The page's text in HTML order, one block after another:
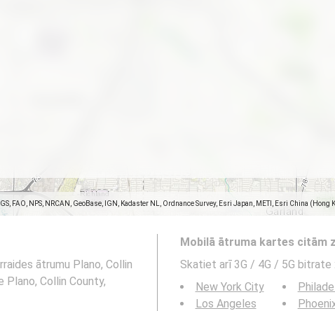
FAO, NPS, NRCAN, GeoBase, IGN, Kadaster NL, Ordnance Survey, Esri Japan, METI, Esri China
ātrumu Plano, Collin
Collin County,
Mobilā ātruma kartes citām
Skatiet arī 3G / 4G / 5G bitrate
New York City
Los Angeles